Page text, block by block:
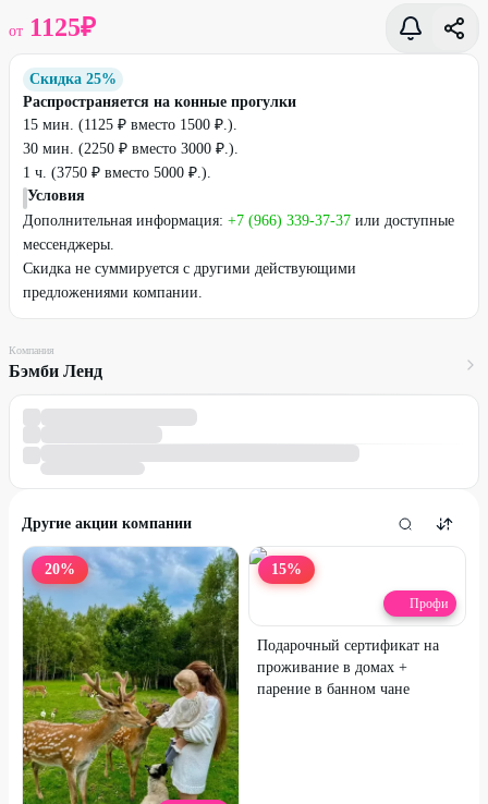
от 1125₽
Скидка 25%
Распространяется на конные прогулки
15 мин. (1125 ₽ вместо 1500 ₽.).
30 мин. (2250 ₽ вместо 3000 ₽.).
1 ч. (3750 ₽ вместо 5000 ₽.).
Условия
Дополнительная информация: +7 (966) 339-37-37 или доступные
мессенджеры.
Скидка не суммируется с другими действующими
предложениями компании.
Компания
Бэмби Ленд
Другие акции компании
20% 15%
Профи
Подарочный сертификат на
проживание в домах +
парение в банном чане